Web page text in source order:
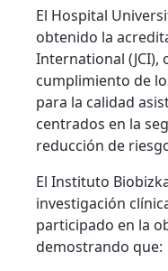
El Hospital
obtenido la
International (JCI),
cumplimiento de
para la calidad
centrados en la
reducción de
El Instituto
investigación
participado en la
demostrando que: